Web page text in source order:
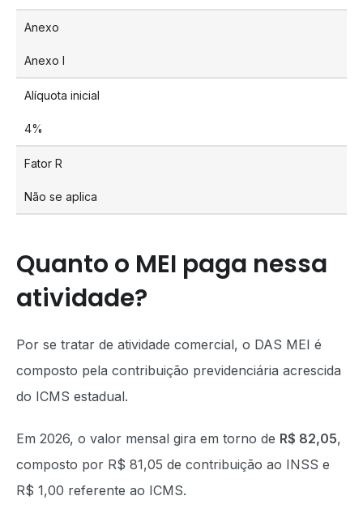
Anexo
Anexo I
Alíquota inicial
4%
Fator R
Não se aplica
Quanto o MEI paga nessa
atividade?
Por se tratar de atividade comercial, o DAS MEI é
composto pela contribuição previdenciária acrescida
do ICMS estadual.
Em 2026, o valor mensal gira em torno de R$ 82,05,
composto por R$ 81,05 de contribuição ao INSS e
R$ 1,00 referente ao ICMS.